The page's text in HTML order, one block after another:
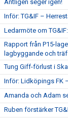
Äntligen seger igen!
Inför: TG&IF –
Ledarmöte om
Rapport från P15-
lagbyggande och
Tung Giff-förlust i
Inför: Lidköpings FK
Amanda och Adam
Ruben förstärker